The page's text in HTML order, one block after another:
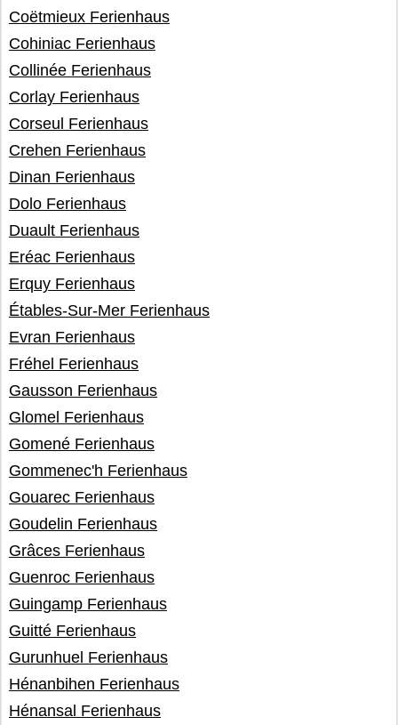
Coëtmieux Ferienhaus
Cohiniac Ferienhaus
Collinée Ferienhaus
Corlay Ferienhaus
Corseul Ferienhaus
Crehen Ferienhaus
Dinan Ferienhaus
Dolo Ferienhaus
Duault Ferienhaus
Eréac Ferienhaus
Erquy Ferienhaus
Étables-Sur-Mer Ferienhaus
Evran Ferienhaus
Fréhel Ferienhaus
Gausson Ferienhaus
Glomel Ferienhaus
Gomené Ferienhaus
Gommenec'h Ferienhaus
Gouarec Ferienhaus
Goudelin Ferienhaus
Grâces Ferienhaus
Guenroc Ferienhaus
Guingamp Ferienhaus
Guitté Ferienhaus
Gurunhuel Ferienhaus
Hénanbihen Ferienhaus
Hénansal Ferienhaus